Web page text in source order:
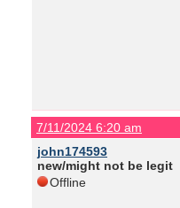
7/11/2024 6:20 am
john174593
new/might not be legit
Offline